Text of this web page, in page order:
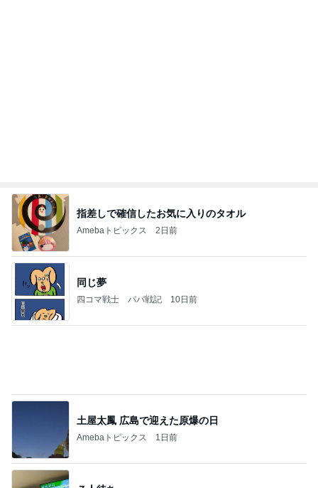
指差しで確信したお気に入りのタオル
Amebaトピックス 2日前
同じ夢
四コマ戦士 パパ戦記 10日前
土屋太鳳 広島で迎えた原爆の日
Amebaトピックス 1日前